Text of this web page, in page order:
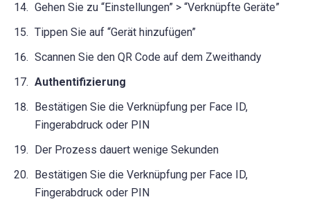
Gehen Sie zu “Einstellungen” > “Verknüpfte Geräte”
Tippen Sie auf “Gerät hinzufügen”
Scannen Sie den QR Code auf dem Zweithandy
Authentifizierung
Bestätigen Sie die Verknüpfung per Face ID,
Fingerabdruck oder PIN
Der Prozess dauert wenige Sekunden
Bestätigen Sie die Verknüpfung per Face ID,
Fingerabdruck oder PIN